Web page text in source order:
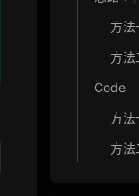
方法
方法
Code
方法
方法